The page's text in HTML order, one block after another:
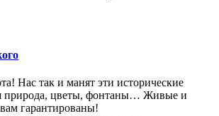
Нас так и манят эти исторические
природа, цветы, фонтаны… Живые и
гарантированы!